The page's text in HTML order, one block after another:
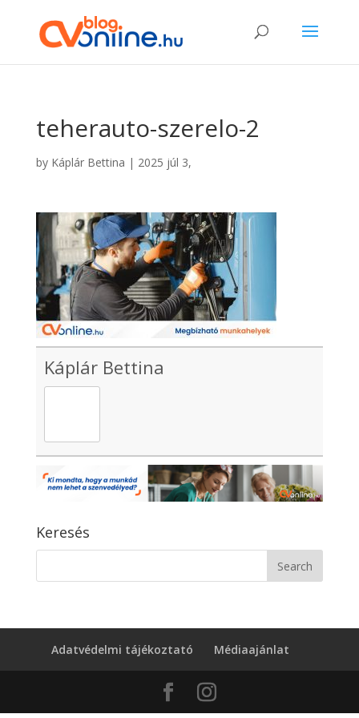
teherauto-szerelo-2
by Káplár Bettina | 2025 júl 3,
Káplár Bettina
Keresés
Adatvédelmi tájékoztató Médiaajánlat